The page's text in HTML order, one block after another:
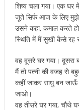
शिष्य चला गया। एक घर
जूते सिर्फ आज के लिए मुझे
उसने कहा, कमाल करते हो
स्थिति में मैं सुखी कैसे रह
वह दूसरे घर गया। दूसरा
मैं तो पत्नी की वजह से
कहीं जाकर साधु बन
जाओ।
वह तीसरे घर गया, चौथे